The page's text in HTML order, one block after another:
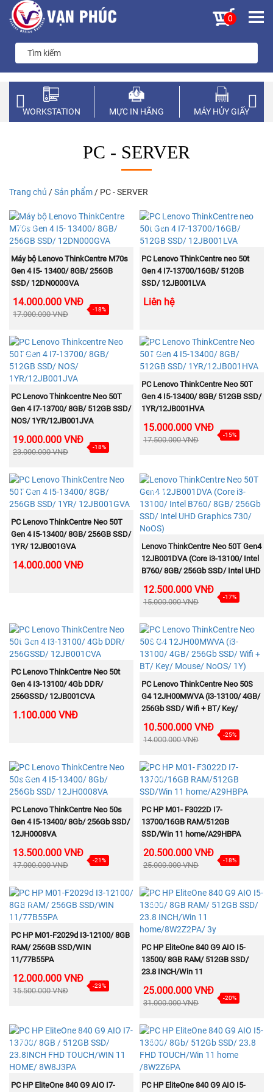
0
WORKSTATION MỰC IN HÃNG MÁY HỦY GIẤY
PC - SERVER
Trang chủ /Sản phẩm / PC - SERVER
NEW
MUA NGAY
Máy bộ Lenovo ThinkCentre M70s
Gen 4 I5- 13400/ 8GB/ 256GB
SSD/ 12DN000GVA
14.000.000 VNĐ
17.000.000 VNĐ
-18%
NEW
MUA NGAY
PC Lenovo ThinkCentre neo 50t
Gen 4 I7-13700/16GB/ 512GB
SSD/ 12JB001LVA
Liên hệ
NEW
MUA NGAY
PC Lenovo Thinkcentre Neo 50T
Gen 4 I7-13700/ 8GB/ 512GB SSD/
NOS/ 1YR/12JB001JVA
19.000.000 VNĐ
23.000.000 VNĐ
-18%
NEW
MUA NGAY
PC Lenovo ThinkCentre Neo 50T
Gen 4 I5-13400/ 8GB/ 512GB SSD/
1YR/12JB001HVA
15.000.000 VNĐ
17.500.000 VNĐ
-15%
NEW
MUA NGAY
PC Lenovo ThinkCentre Neo 50T
Gen 4 I5-13400/ 8GB/ 256GB SSD/
1YR/ 12JB001GVA
14.000.000 VNĐ
NEW
MUA NGAY
Lenovo ThinkCentre Neo 50T Gen4
12JB001DVA (Core i3-13100/ Intel
B760/ 8GB/ 256Gb SSD/ Intel UHD
Graphics 730/ NoOS)
12.500.000 VNĐ
15.000.000 VNĐ
-17%
NEW
MUA NGAY
PC Lenovo ThinkCentre Neo 50t
Gen 4 I3-13100/ 4Gb DDR/
256GSSD/ 12JB001CVA
1.100.000 VNĐ
NEW
MUA NGAY
PC Lenovo ThinkCentre Neo 50S
G4 12JH00MWVA (i3-13100/ 4GB/
256Gb SSD/ Wifi + BT/ Key/
Mouse/ NoOS/ 1Y)
10.500.000 VNĐ
14.000.000 VNĐ
-25%
NEW
MUA NGAY
PC Lenovo ThinkCentre Neo 50s
Gen 4 I5-13400/ 8Gb/ 256Gb SSD/
12JH0008VA
13.500.000 VNĐ
17.000.000 VNĐ
-21%
NEW
MUA NGAY
PC HP M01- F3022D I7-
13700/16GB RAM/512GB
SSD/Win 11 home/A29HBPA
20.500.000 VNĐ
25.000.000 VNĐ
-18%
NEW
MUA NGAY
PC HP M01-F2029d I3-12100/ 8GB
RAM/ 256GB SSD/WIN
11/77B55PA
12.000.000 VNĐ
15.500.000 VNĐ
-23%
NEW
MUA NGAY
PC HP EliteOne 840 G9 AIO I5-
13500/ 8GB RAM/ 512GB SSD/
23.8 INCH/Win 11
home/8W2Z2PA/ 3y
25.000.000 VNĐ
31.000.000 VNĐ
-20%
NEW
MUA NGAY
PC HP EliteOne 840 G9 AIO I7-
NEW
MUA NGAY
PC HP EliteOne 840 G9 AIO I5-